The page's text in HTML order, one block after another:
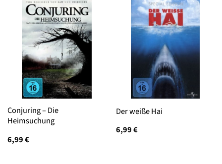
Conjuring – Die
Heimsuchung
6,99€
Der weiße Hai
6,99€